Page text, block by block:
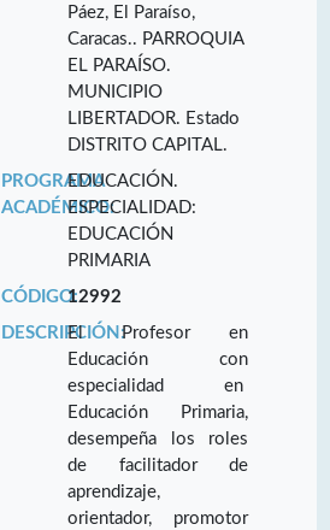
Páez, El Paraíso,
Caracas.. PARROQUIA
EL PARAÍSO.
MUNICIPIO
LIBERTADOR. Estado
DISTRITO CAPITAL.
PROGRAMA
ACADÉMICO:
EDUCACIÓN.
ESPECIALIDAD:
EDUCACIÓN
PRIMARIA
CÓDIGO:12992
DESCRIPCIÓN:El Profesor en
Educación con
especialidad en
Educación Primaria,
desempeña los roles
de facilitador de
aprendizaje,
orientador, promotor